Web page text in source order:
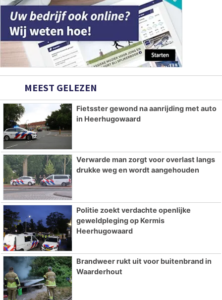
MEEST GELEZEN
Fietsster gewond na aanrijding met auto
in Heerhugowaard
Verwarde man zorgt voor overlast langs
drukke weg en wordt aangehouden
Politie zoekt verdachte openlijke
geweldpleging op Kermis
Heerhugowaard
Brandweer rukt uit voor buitenbrand in
Waarderhout